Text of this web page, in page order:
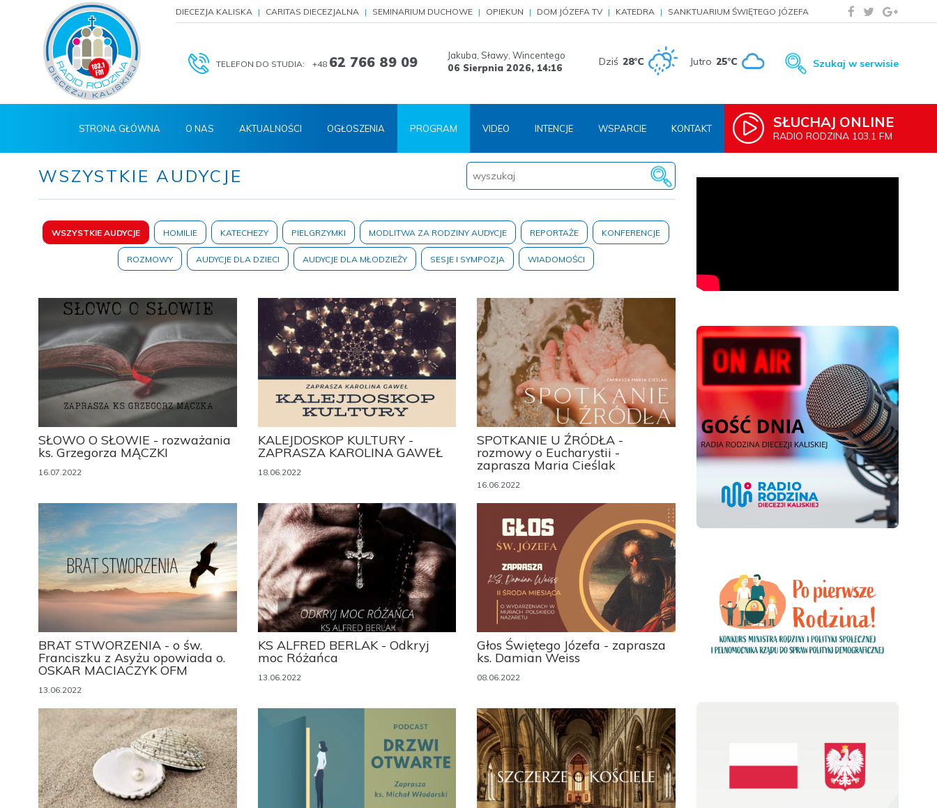
DIECEZJA KALISKA CARITAS DIECEZJALNA SEMINARIUM DUCHOWE OPIEKUN DOM JÓZEFA TV KATEDRA SANKTUARIUM ŚWIĘTEGO JÓZEFA
TELEFON DO STUDIA: +48 62 766 89 09
Jakuba, Sławy, Wincentego
06 Sierpnia 2026, 14:16 Dziś 28°C Jutro 25°C Szukaj w serwisie
SŁUCHAJ ONLINE
RADIO RODZINA 103,1 FM
STRONA GŁÓWNA O NAS AKTUALNOŚCI OGŁOSZENIA PROGRAM VIDEO INTENCJE WSPARCIE KONTAKT
WSZYSTKIE AUDYCJE
WSZYSTKIE AUDYCJE HOMILIE KATECHEZY PIELGRZYMKI MODLITWA ZA RODZINY AUDYCJE REPORTAŻE KONFERENCJE
ROZMOWY AUDYCJE DLA DZIECI AUDYCJE DLA MŁODZIEŻY SESJE I SYMPOZJA WIADOMOŚCI
SŁOWO O SŁOWIE - rozważania
ks. Grzegorza MĄCZKI
16.07.2022
KALEJDOSKOP KULTURY -
ZAPRASZA KAROLINA GAWEŁ
18.06.2022
SPOTKANIE U ŹRÓDŁA -
rozmowy o Eucharystii -
zaprasza Maria Cieślak
16.06.2022
BRAT STWORZENIA - o św.
Franciszku z Asyżu opowiada o.
OSKAR MACIACZYK OFM
13.06.2022
KS ALFRED BERLAK - Odkryj
moc Różańca
13.06.2022
Głos Świętego Józefa - zaprasza
ks. Damian Weiss
08.06.2022